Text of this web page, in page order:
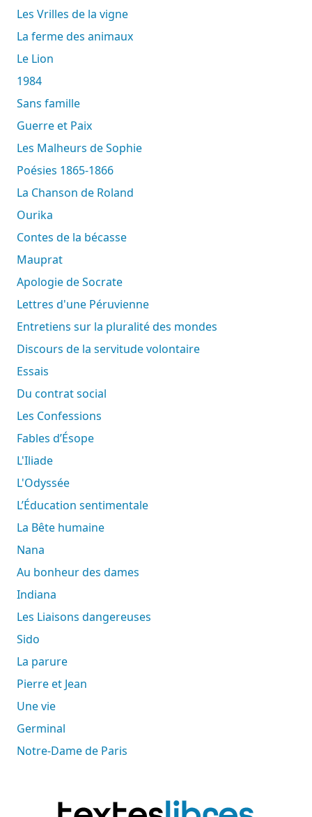
Les Vrilles de la vigne
La ferme des animaux
Le Lion
1984
Sans famille
Guerre et Paix
Les Malheurs de Sophie
Poésies 1865-1866
La Chanson de Roland
Ourika
Contes de la bécasse
Mauprat
Apologie de Socrate
Lettres d'une Péruvienne
Entretiens sur la pluralité des mondes
Discours de la servitude volontaire
Essais
Du contrat social
Les Confessions
Fables d’Ésope
L'Iliade
L'Odyssée
L’Éducation sentimentale
La Bête humaine
Nana
Au bonheur des dames
Indiana
Les Liaisons dangereuses
Sido
La parure
Pierre et Jean
Une vie
Germinal
Notre-Dame de Paris